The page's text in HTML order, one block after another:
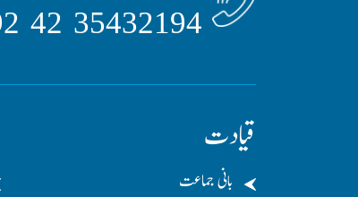
35432194 42 92+
قیادت
بانی جماعت